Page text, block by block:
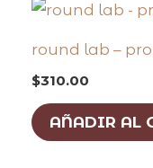
round lab –
$310.00
AÑADIR AL